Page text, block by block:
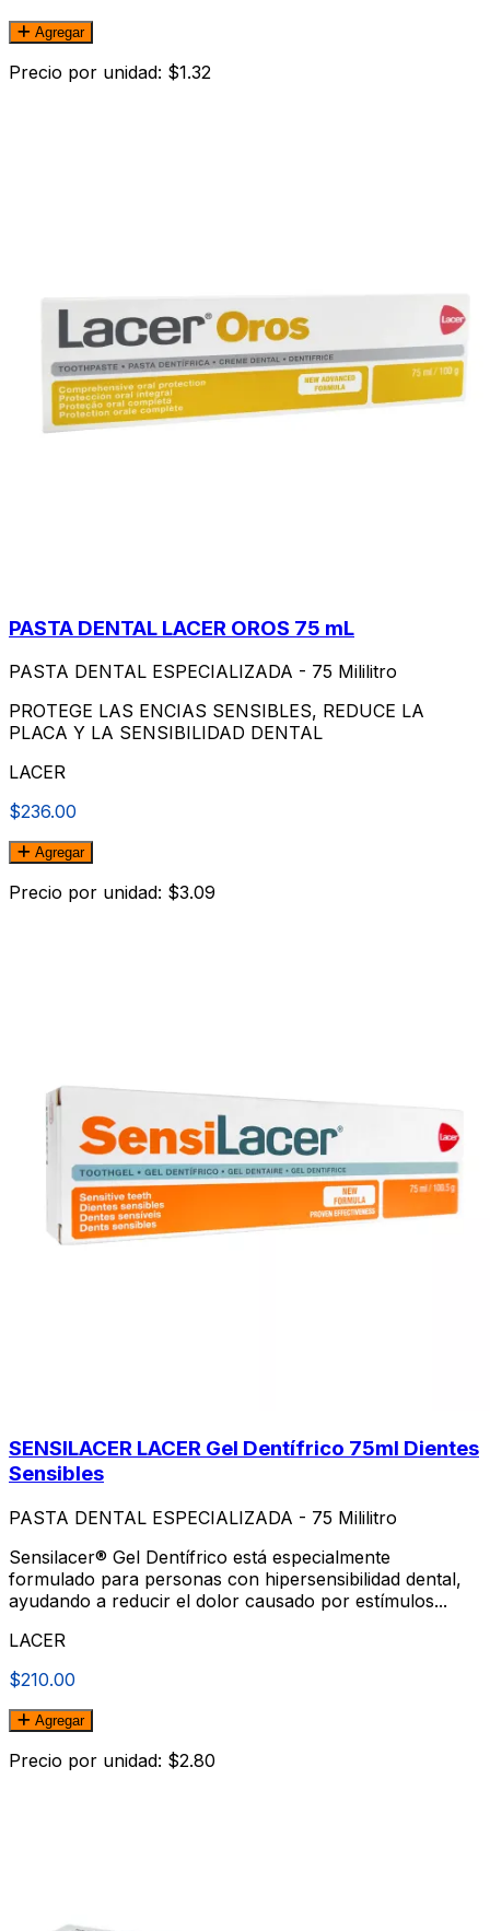
Agregar
Precio por unidad: $1.32
PASTA DENTAL LACER OROS 75 mL
PASTA DENTAL ESPECIALIZADA - 75 Mililitro
PROTEGE LAS ENCIAS SENSIBLES, REDUCE LA
PLACA Y LA SENSIBILIDAD DENTAL
LACER
$236.00
Agregar
Precio por unidad: $3.09
SENSILACER LACER Gel Dentífrico 75ml Dientes
Sensibles
PASTA DENTAL ESPECIALIZADA - 75 Mililitro
Sensilacer® Gel Dentífrico está especialmente
formulado para personas con hipersensibilidad dental,
ayudando a reducir el dolor causado por estímulos...
LACER
$210.00
Agregar
Precio por unidad: $2.80